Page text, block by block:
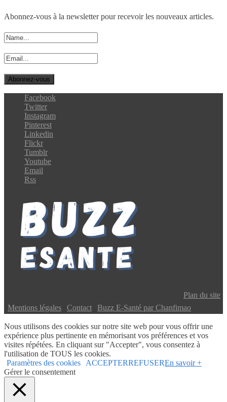
Abonnez-vous à la newsletter pour recevoir les nouveaux articles.
Facebook
Twitter
Instagram
Pinterest
Linkedin
Flickr
Tumblr
Youtube
Email
Rss
Plan du site
Mentions légales Contact Buzz E-Santé par Chanfimao
Nous utilisons des cookies sur notre site web pour vous offrir une
expérience plus pertinente en mémorisant vos préférences et vos
visites répétées. En cliquant sur "Accepter", vous consentez à
l'utilisation de TOUS les cookies.
Paramètres des cookies ACCEPTERREFUSEREn savoir +
Gérer le consentement